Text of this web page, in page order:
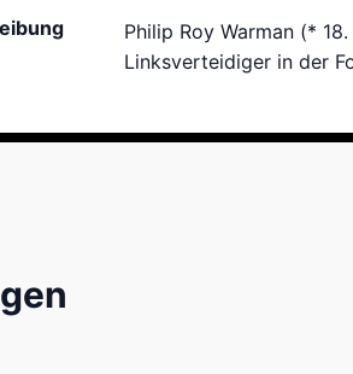
Philip Roy Warman (*
Linksverteidiger in der